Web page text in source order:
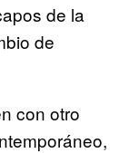
de la
de
con otro